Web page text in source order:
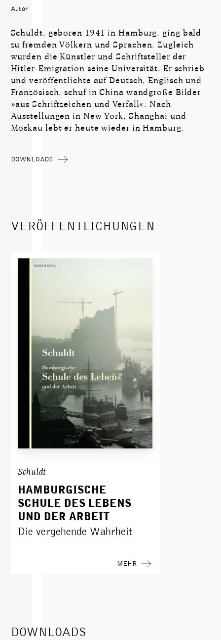
Autor
Schuldt, geboren 1941 in Hamburg, ging bald
zu fremden Völkern und Sprachen. Zugleich
wurden die Künstler und Schriftsteller der
Hitler-Emigration seine Universität. Er schrieb
und veröffentlichte auf Deutsch, Englisch und
Französisch, schuf in China wandgroße Bilder
»aus Schriftzeichen und Verfall«. Nach
Ausstellungen in New York, Shanghai und
Moskau lebt er heute wieder in Hamburg.
DOWNLOADS
VERÖFFENTLICHUNGEN
Schuldt
HAMBURGISCHE
SCHULE DES LEBENS
UND DER ARBEIT
Die vergehende Wahrheit
MEHR
DOWNLOADS